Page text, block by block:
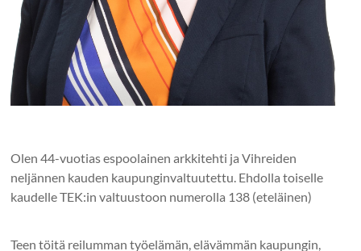
Olen 44-vuotias espoolainen arkkitehti ja Vihreiden
neljännen kauden kaupunginvaltuutettu. Ehdolla toiselle
kaudelle TEK:in valtuustoon numerolla 138 (eteläinen)
Teen töitä reilumman työelämän, elävämmän kaupungin,